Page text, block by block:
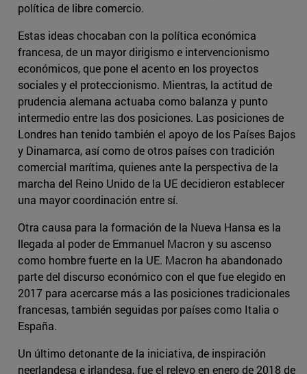
política de libre comercio.
Estas ideas chocaban con la política económica
francesa, de un mayor dirigismo e intervencionismo
económicos, que pone el acento en los proyectos
sociales y el proteccionismo. Mientras, la actitud de
prudencia alemana actuaba como balanza y punto
intermedio entre las dos posiciones. Las posiciones de
Londres han tenido también el apoyo de los Países Bajos
y Dinamarca, así como de otros países con tradición
comercial marítima, quienes ante la perspectiva de la
marcha del Reino Unido de la UE decidieron establecer
una mayor coordinación entre sí.
Otra causa para la formación de la Nueva Hansa es la
llegada al poder de Emmanuel Macron y su ascenso
como hombre fuerte en la UE. Macron ha abandonado
parte del discurso económico con el que fue elegido en
2017 para acercarse más a las posiciones tradicionales
francesas, también seguidas por países como Italia o
España.
Un último detonante de la iniciativa, de inspiración
neerlandesa e irlandesa, fue el relevo en enero de 2018 de